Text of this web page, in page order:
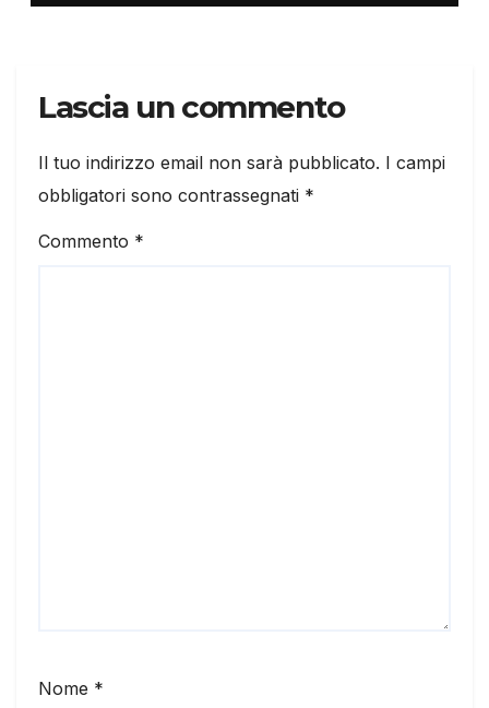
Lascia un commento
Il tuo indirizzo email non sarà pubblicato. I campi
obbligatori sono contrassegnati *
Commento *
Nome *